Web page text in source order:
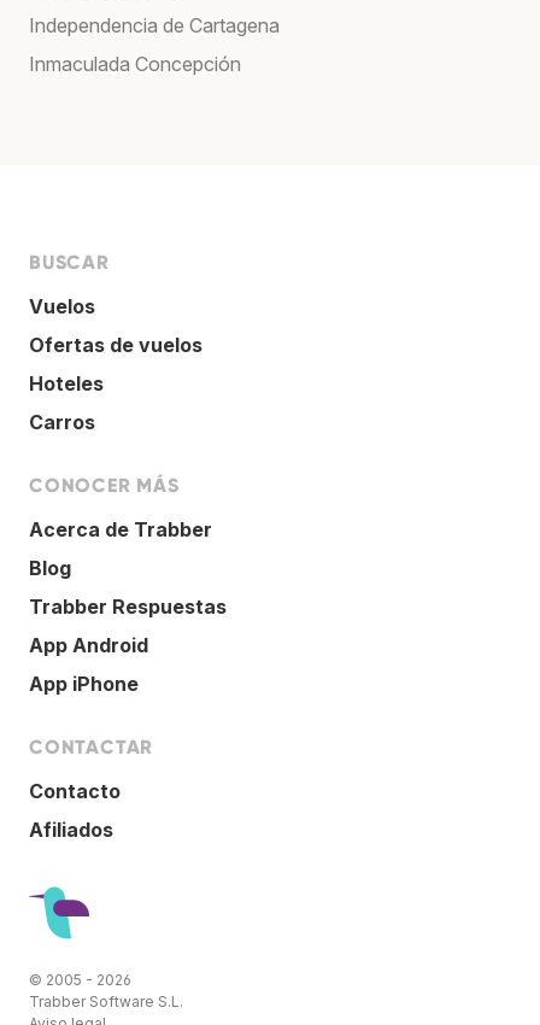
Independencia de Cartagena
Inmaculada Concepción
BUSCAR
Vuelos
Ofertas de vuelos
Hoteles
Carros
CONOCER MÁS
Acerca de Trabber
Blog
Trabber Respuestas
App Android
App iPhone
CONTACTAR
Contacto
Afiliados
© 2005 - 2026
Trabber Software S.L.